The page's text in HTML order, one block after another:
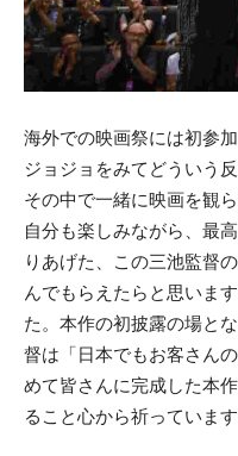
海外での映画祭には初参
ジョジョをみてどういう
その中で一緒に映画を観
自分も楽しみながら、最
りあげた、この三池監督
んでもらえたらと思いま
た。本作の初披露の場と
督は「日本でもお客さん
めて皆さんに完成した本
ること心から祈っていま